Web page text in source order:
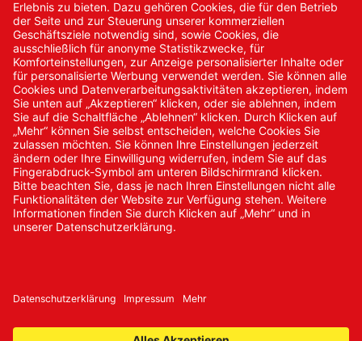
Kontakt
Kontakt/Anfrage
Neukundenanmeldung
Kennwort vergessen
Bestellungen
Sendung verfolgen
© 2024 Promed Vertriebsgesellschaft mbH | Alle Rechte
* Alle Preise zzgl. gesetzlicher Mehrwertsteuer